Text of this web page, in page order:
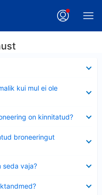
kui mul ei ole
on kinnitatud?
broneeringut
seda vaja?